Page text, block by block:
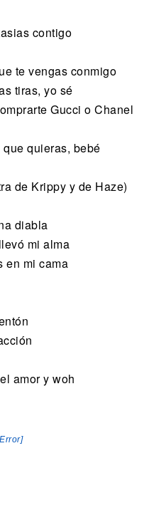
contigo
te vengas conmigo
tiras, yo sé
Gucci o Chanel
quieras, bebé
de Krippy y de Haze)
diabla
mi alma
en mi cama
amor y woh